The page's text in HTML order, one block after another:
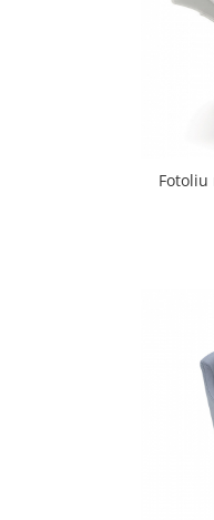
Fotoliu